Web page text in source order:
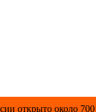
открыто около 700